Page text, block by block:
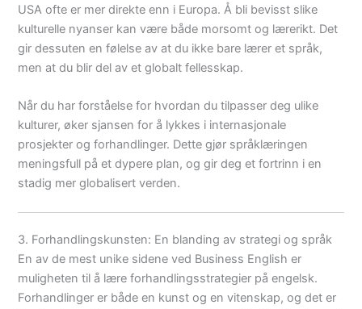
USA ofte er mer direkte enn i Europa. Å bli bevisst slike
kulturelle nyanser kan være både morsomt og lærerikt. Det
gir dessuten en følelse av at du ikke bare lærer et språk,
men at du blir del av et globalt fellesskap.
Når du har forståelse for hvordan du tilpasser deg ulike
kulturer, øker sjansen for å lykkes i internasjonale
prosjekter og forhandlinger. Dette gjør språklæringen
meningsfull på et dypere plan, og gir deg et fortrinn i en
stadig mer globalisert verden.
3. Forhandlingskunsten: En blanding av strategi og språk
En av de mest unike sidene ved Business English er
muligheten til å lære forhandlingsstrategier på engelsk.
Forhandlinger er både en kunst og en vitenskap, og det er